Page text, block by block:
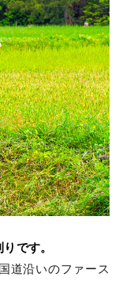
です。
道沿いのファース